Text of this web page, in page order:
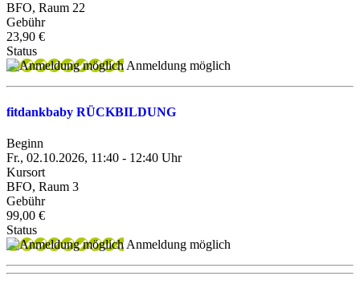
BFO, Raum 22
Gebühr
23,90 €
Status
Anmeldung möglich
fitdankbaby RÜCKBILDUNG
Beginn
Fr., 02.10.2026, 11:40 - 12:40 Uhr
Kursort
BFO, Raum 3
Gebühr
99,00 €
Status
Anmeldung möglich